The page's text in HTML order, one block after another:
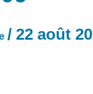
/22 août